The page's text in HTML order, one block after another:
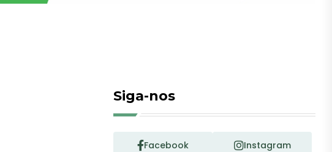
Siga-nos
Facebook Instagram